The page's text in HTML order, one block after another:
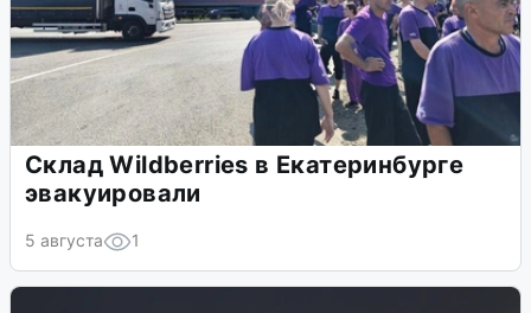
Склад Wildberries в Екатеринбурге
эвакуировали
5 августа 1